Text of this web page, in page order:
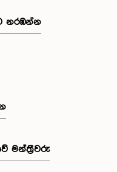
නරඹන්න
මන්ත්‍රීවරු